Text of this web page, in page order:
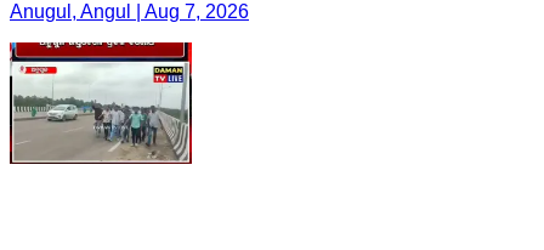
Anugul, Angul | Aug 7, 2026